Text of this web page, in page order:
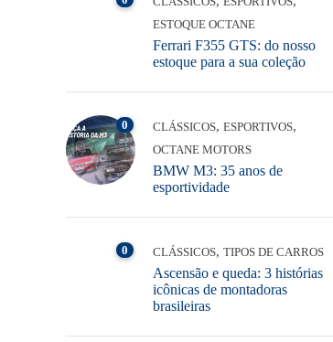
ESTOQUE OCTANE
Ferrari F355 GTS: do nosso
estoque para a sua coleção
0 CLÁSSICOS, ESPORTIVOS,
OCTANE MOTORS
BMW M3: 35 anos de
esportividade
0 CLÁSSICOS, TIPOS DE CARROS
Ascensão e queda: 3 histórias
icônicas de montadoras
brasileiras